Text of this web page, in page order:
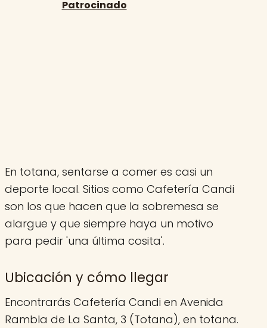
En totana, sentarse a comer es casi un
deporte local. Sitios como Cafetería Candi
son los que hacen que la sobremesa se
alargue y que siempre haya un motivo
para pedir 'una última cosita'.
Ubicación y cómo llegar
Encontrarás Cafetería Candi en Avenida
Rambla de La Santa, 3 (Totana), en totana.